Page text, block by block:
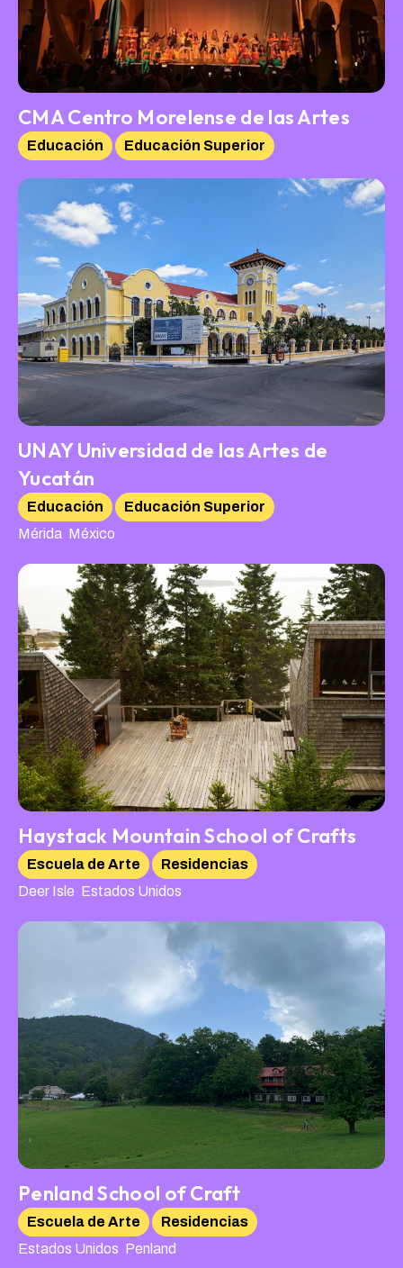
CMA Centro Morelense de las Artes
Educación Educación Superior
UNAY Universidad de las Artes de
Yucatán
Educación
Educación Superior
Mérida México
Haystack Mountain School of Crafts
Escuela de Arte
Residencias
Deer Isle Estados Unidos
Penland School of Craft
Escuela de Arte
Residencias
Estados Unidos Penland